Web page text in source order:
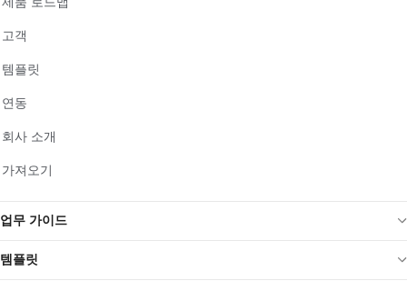
고객
템플릿
연동
회사 소개
가져오기
업무 가이드
템플릿